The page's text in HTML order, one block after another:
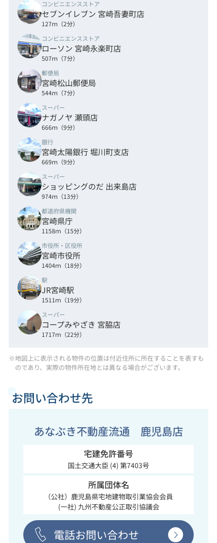
コンビニエンスストア
セブンイレブン 宮崎吾妻町店
127ｍ（2分）
コンビニエンスストア
ローソン 宮崎永楽町店
507ｍ（7分）
郵便局
宮崎松山郵便局
544ｍ（7分）
スーパー
ナガノヤ 瀬頭店
666ｍ（9分）
銀行
宮崎太陽銀行 堀川町支店
669ｍ（9分）
スーパー
ショッピングのだ 出来島店
974ｍ（13分）
都道府県機関
宮崎県庁
1158ｍ（15分）
市役所・区役所
宮崎市役所
1404ｍ（18分）
駅
JR宮崎駅
1511ｍ（19分）
スーパー
コープみやざき 宮脇店
1717ｍ（22分）
※地図上に表示される物件の位置は付近住所に所在することを表すも
のであり、実際の物件所在地とは異なる場合がございます。
お問い合わせ先
あなぶき不動産流通 鹿児島店
宅建免許番号
国土交通大臣 (4) 第7403号
所属団体名
（公社）鹿児島県宅地建物取引業協会会員
(一社) 九州不動産公正取引協議会
電話お問い合わせ